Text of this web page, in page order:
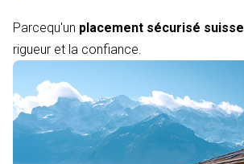
Parcequ'un placement sécurisé suisse
rigueur et la confiance.